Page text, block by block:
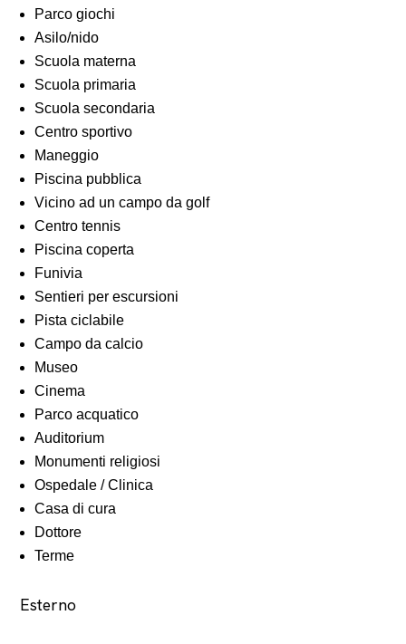
Parco giochi
Asilo/nido
Scuola materna
Scuola primaria
Scuola secondaria
Centro sportivo
Maneggio
Piscina pubblica
Vicino ad un campo da golf
Centro tennis
Piscina coperta
Funivia
Sentieri per escursioni
Pista ciclabile
Campo da calcio
Museo
Cinema
Parco acquatico
Auditorium
Monumenti religiosi
Ospedale / Clinica
Casa di cura
Dottore
Terme
Esterno